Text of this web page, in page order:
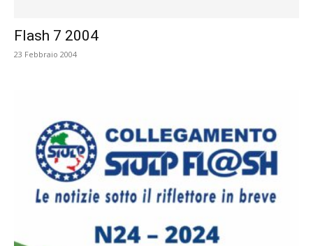
Flash 7 2004
23 Febbraio 2004